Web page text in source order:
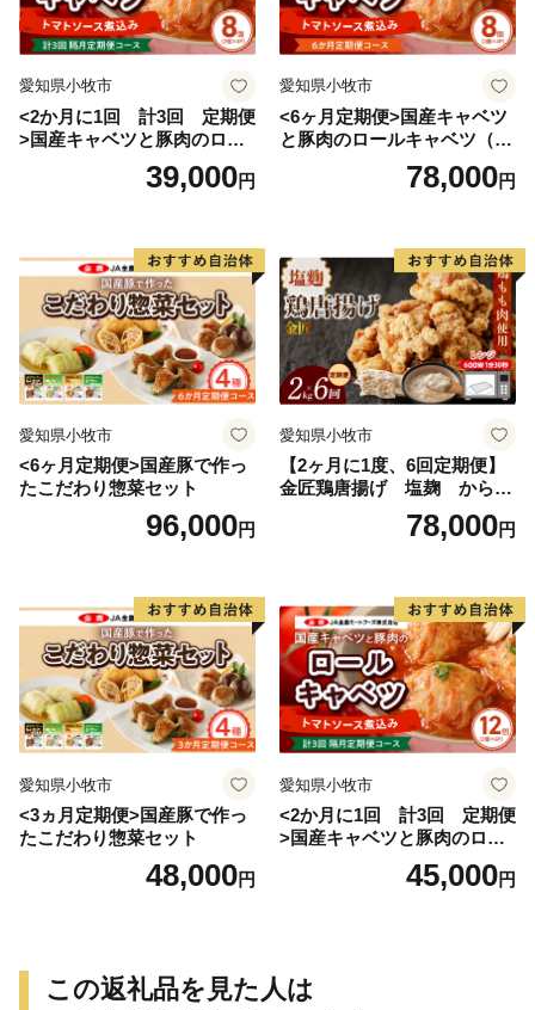
愛知県小牧市
<2か月に1回 計3回 定期便
>国産キャベツと豚肉のロー
ルキャベツ（4P入り）
39,000円
愛知県小牧市
<6ヶ月定期便>国産キャベツ
と豚肉のロールキャベツ（4P
78,000円
愛知県小牧市
<6ヶ月定期便>国産豚で作っ
たこだわり惣菜セット
96,000円
愛知県小牧市
【2ヶ月に1度、6回定期便】
金匠鶏唐揚げ 塩麹 からあ
78,000円
愛知県小牧市
<3ヵ月定期便>国産豚で作っ
たこだわり惣菜セット
48,000円
愛知県小牧市
<2か月に1回 計3回 定期便
>国産キャベツと豚肉のロー
ルキャベツ（6P入り）
45,000円
この返礼品を見た人は